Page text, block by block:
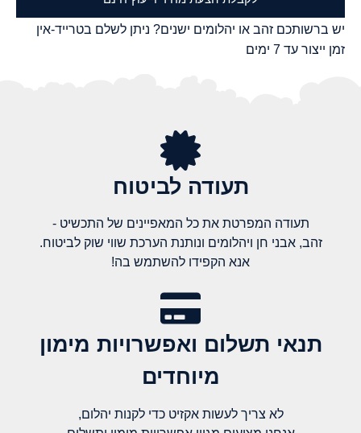
יש ברשותכם זהב או יהלומים ישנים? ניתן לשלם בטרייד-אין
זמן ייצור עד 7 ימים
תעודה לביטוח
תעודה המפרטת את כל המאפיינים של התכשיט -
זהב, אבני חן ויהלומים ונותנת הערכת שווי שוק לביטוח.
אנא הקפידו להשתמש בה!
תנאי תשלום ואפשרויות מימון
מיוחדים
לא צריך לעשות אקזיט כדי לקנות יהלום,